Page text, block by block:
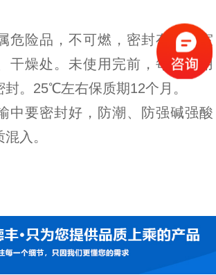
危险品，不可燃，密封存放于室
干燥处。未使用完前，每次使用
封。25℃左右保质期12个月。
中要密封好，防潮、防强碱强酸
入。